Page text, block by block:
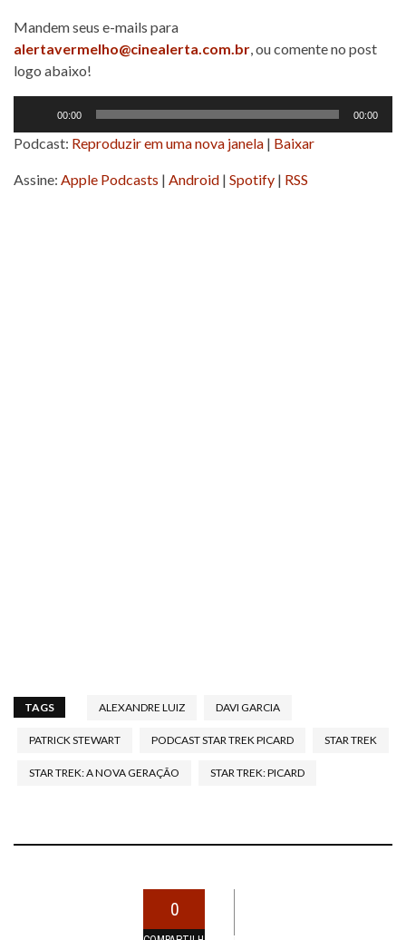
Mandem seus e-mails para
alertavermelho@cinealerta.com.br , ou comente no post
logo abaixo!
áudio
00:00 00:00
Podcast: Reproduzir em uma nova janela | Baixar
Assine: Apple Podcasts | Android | Spotify | RSS
TAGS ALEXANDRE LUIZ DAVI GARCIA
PATRICK STEWART PODCAST STAR TREK PICARD STAR TREK
STAR TREK: A NOVA GERAÇÃO STAR TREK: PICARD
0